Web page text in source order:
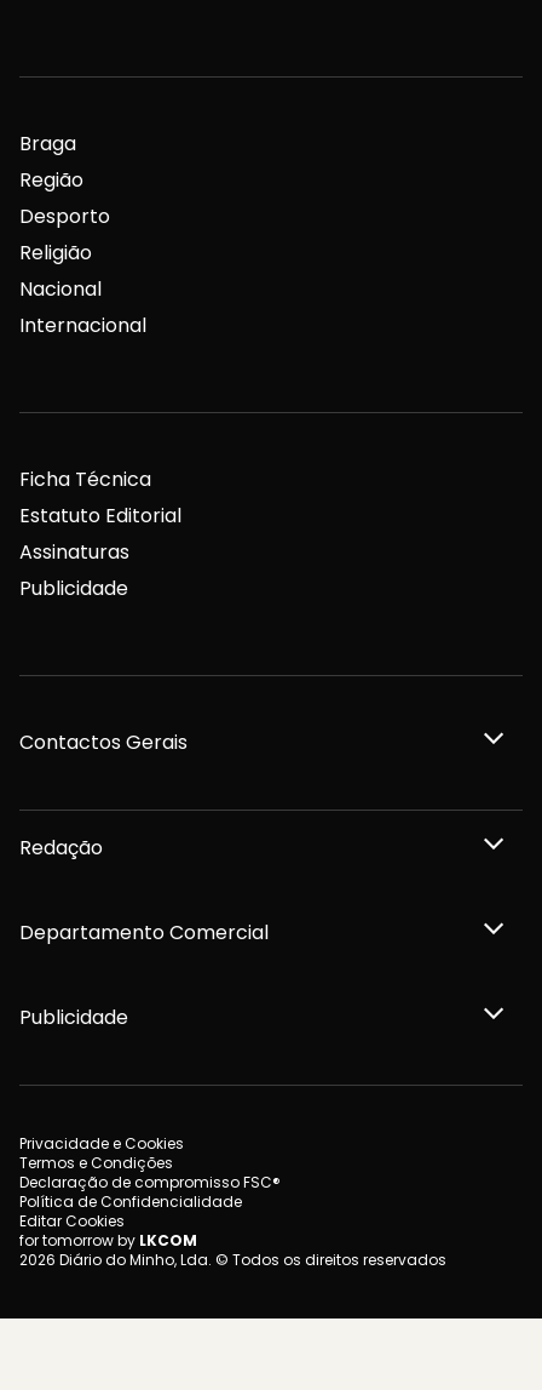
Braga
Região
Desporto
Religião
Nacional
Internacional
Ficha Técnica
Estatuto Editorial
Assinaturas
Publicidade
Contactos Gerais
Redação
Departamento Comercial
Publicidade
Privacidade e Cookies
Termos e Condições
Declaração de compromisso FSC®
Política de Confidencialidade
Editar Cookies
for tomorrow by LKCOM
2026 Diário do Minho, Lda. © Todos os direitos reservados